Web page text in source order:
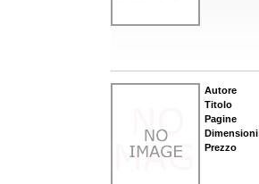
Autore
Titolo
Pagine
Dimensioni
Prezzo